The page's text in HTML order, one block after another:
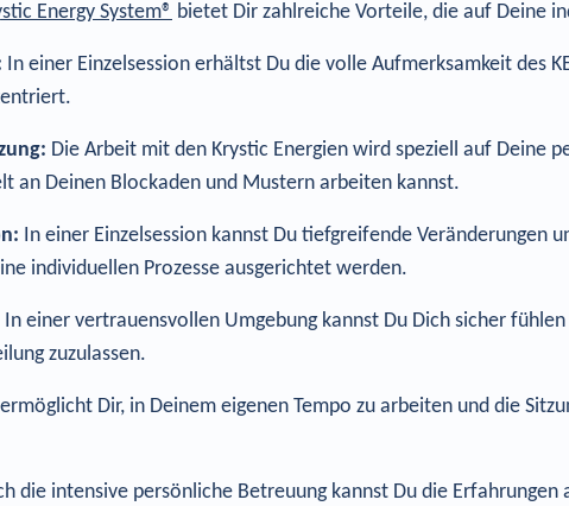
Energy System® bietet Dir zahlreiche Vorteile, die auf Deine
In einer Einzelsession erhältst Du die volle Aufmerksamkeit des
Die Arbeit mit den Krystic Energien wird speziell auf Deine
an Deinen Blockaden und Mustern arbeiten kannst.
In einer Einzelsession kannst Du tiefgreifende Veränderungen
individuellen Prozesse ausgerichtet werden.
In einer vertrauensvollen Umgebung kannst Du Dich sicher
zuzulassen.
Dir, in Deinem eigenen Tempo zu arbeiten und die
die intensive persönliche Betreuung kannst Du die